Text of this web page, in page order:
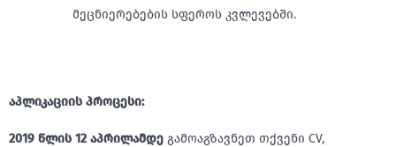
მეცნიერებების სფეროს კვლევებში.
აპლიკაციის პროცესი:
2019 წლის 12 აპრილამდე გამოაგზავნეთ თქვენი CV,